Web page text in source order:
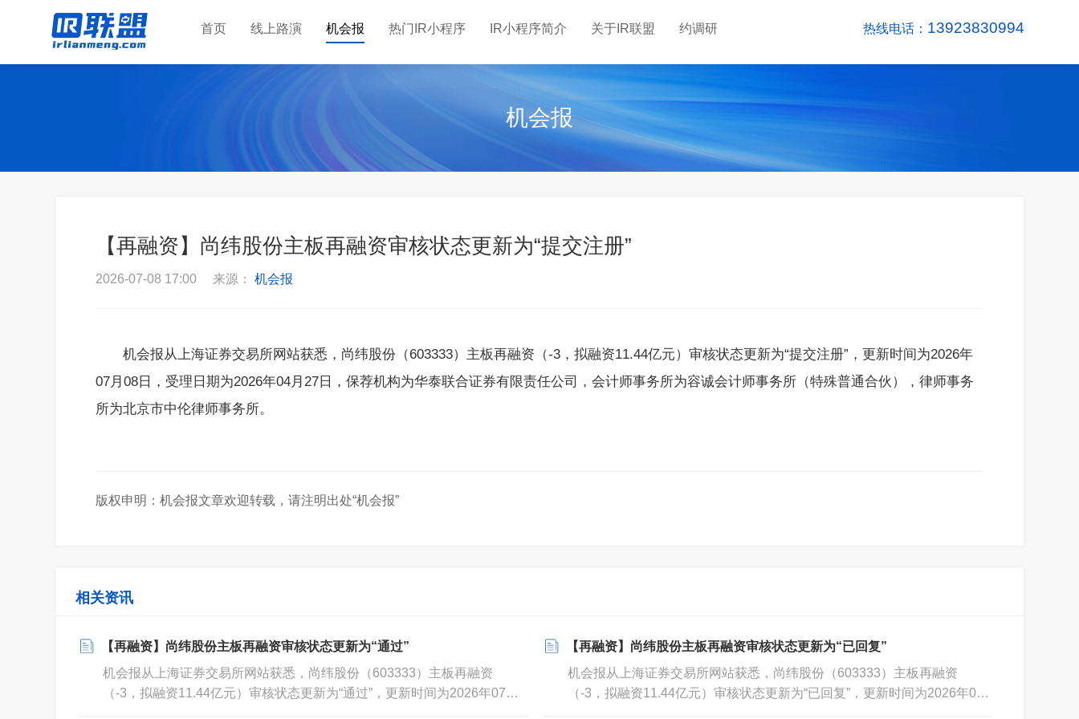
首页 线上路演 机会报 热门IR小程序 IR小程序简介 关于IR联盟 约调研 热线电话： 13923830994
机会报
【再融资】尚纬股份主板再融资审核状态更新为“提交注册”
2026-07-08 17:00 来源： 机会报
机会报从上海证券交易所网站获悉，尚纬股份（603333）主板再融资（-3，拟融资11.44亿元）审核状态更新为“提交注册”，更新时间为2026年
07月08日，受理日期为2026年04月27日，保荐机构为华泰联合证券有限责任公司，会计师事务所为容诚会计师事务所（特殊普通合伙），律师事务
所为北京市中伦律师事务所。
版权申明：机会报文章欢迎转载，请注明出处“机会报”
相关资讯
【再融资】尚纬股份主板再融资审核状态更新为“通过”
机会报从上海证券交易所网站获悉，尚纬股份（603333）主板再融资
（-3，拟融资11.44亿元）审核状态更新为“通过”，更新时间为2026年07月
【再融资】尚纬股份主板再融资审核状态更新为“已回复”
机会报从上海证券交易所网站获悉，尚纬股份（603333）主板再融资
（-3，拟融资11.44亿元）审核状态更新为“已回复”，更新时间为2026年06